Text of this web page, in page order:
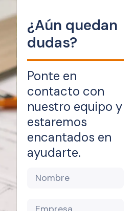
¿Aún quedan
dudas?
Ponte en
contacto con
nuestro equipo y
estaremos
encantados en
ayudarte.